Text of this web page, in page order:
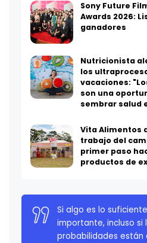
Sony Future
Awards 2026:
ganadores
Nutricionista
los
vacaciones:
son una
sembrar salud
Vita Alimentos
trabajo del
primer paso
productos de
Si algo es lo
importante, incluso si
probabilidades están